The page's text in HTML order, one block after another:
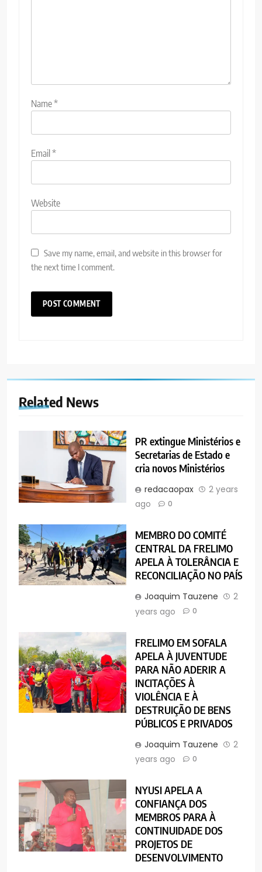
Name*
Email*
Website
Save my name, email, and website in this browser for
the next time I comment.
Related News
PR extingue Ministérios e
Secretarias de Estado e
cria novos Ministérios
redacaopax
2 years
ago
0
MEMBRO DO COMITÉ
CENTRAL DA FRELIMO
APELA À TOLERÂNCIA E
RECONCILIAÇÃO NO PAÍS
Joaquim Tauzene
2
years ago
0
FRELIMO EM SOFALA
APELA À JUVENTUDE
PARA NÃO ADERIR A
INCITAÇÕES À
VIOLÊNCIA E À
DESTRUIÇÃO DE BENS
PÚBLICOS E PRIVADOS
Joaquim Tauzene
2
years ago
0
NYUSI APELA A
CONFIANÇA DOS
MEMBROS PARA À
CONTINUIDADE DOS
PROJETOS DE
DESENVOLVIMENTO